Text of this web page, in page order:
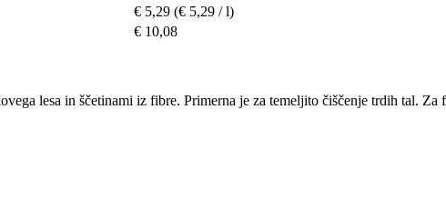
€ 5,29 (€ 5,29 / l)
€ 10,08
lesa in ščetinami iz fibre. Primerna je za temeljito čiščenje trdih tal.